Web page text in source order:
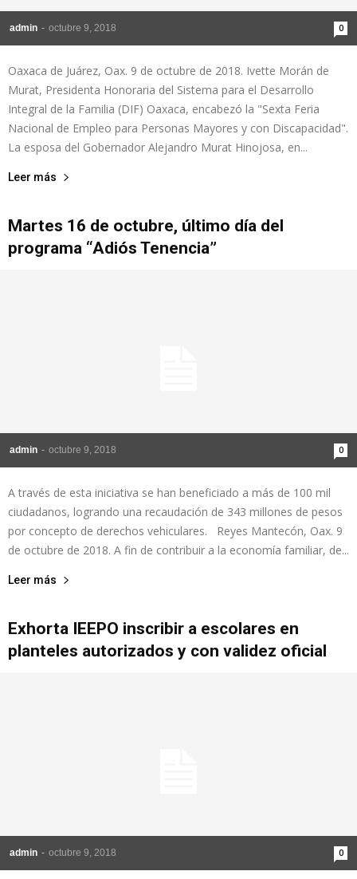
admin - octubre 9, 2018 0
Oaxaca de Juárez, Oax. 9 de octubre de 2018. Ivette Morán de
Murat, Presidenta Honoraria del Sistema para el Desarrollo
Integral de la Familia (DIF) Oaxaca, encabezó la "Sexta Feria
Nacional de Empleo para Personas Mayores y con Discapacidad".
La esposa del Gobernador Alejandro Murat Hinojosa, en...
Leer más
Martes 16 de octubre, último día del
programa “Adiós Tenencia”
admin - octubre 9, 2018 0
A través de esta iniciativa se han beneficiado a más de 100 mil
ciudadanos, logrando una recaudación de 343 millones de pesos
por concepto de derechos vehiculares. Reyes Mantecón, Oax. 9
de octubre de 2018. A fin de contribuir a la economía familiar, de...
Leer más
Exhorta IEEPO inscribir a escolares en
planteles autorizados y con validez oficial
admin - octubre 9, 2018 0